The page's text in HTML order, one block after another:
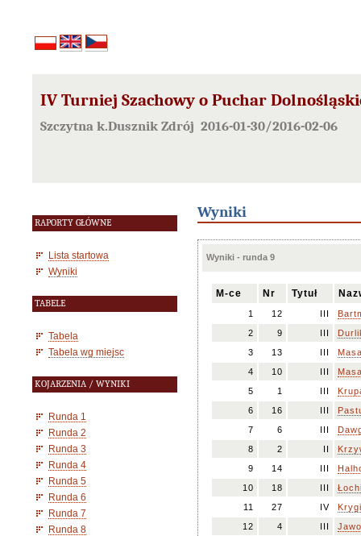
IV Turniej Szachowy o Puchar
Szczytna k.Dusznik Zdrój 2016-01-30/2016-02-06
RAPORTY GŁÓWNE
Lista startowa
Wyniki
TABELE
Tabela
Tabela wg miejsc
KOJARZENIA / WYNIKI
Runda 1
Runda 2
Runda 3
Runda 4
Runda 5
Runda 6
Runda 7
Runda 8
Wyniki
Wyniki - runda 9
M-ce Nr Tytuł
1 12 III
2
9 III
3
13 III
4
10 III
5
1 III
6
16 III
7
6 III
8
2 II
9
14 III
10
18 III
11
27 IV
12
4 III